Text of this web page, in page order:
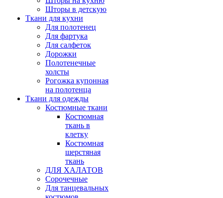
Шторы в детскую
Ткани для кухни
Для полотенец
Для фартука
Для салфеток
Дорожки
Полотенечные
холсты
Рогожка купонная
на полотенца
Ткани для одежды
Костюмные ткани
Костюмная
ткань в
клетку
Костюмная
шерстяная
ткань
ДЛЯ ХАЛАТОВ
Сорочечные
Для танцевальных